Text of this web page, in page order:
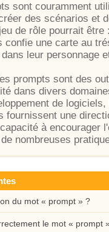
sont couramment
des scénarios et
de rôle pourrait
confie une carte au
leur personnage
prompts sont des
dans divers
de
fournissent une
à encourager
nombreuses
du mot « prompt » ?
le mot « prompt